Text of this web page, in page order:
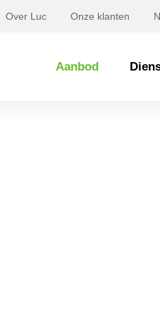
Over Luc Onze klanten
Aanbod